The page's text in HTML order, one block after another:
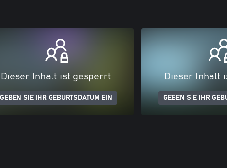
Dieser Inhalt ist gesperrt
GEBEN SIE IHR GEBURTSDATUM EIN
Dieser Inhalt
GEBEN SIE IHR